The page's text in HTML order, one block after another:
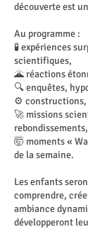
découverte est
Au programme :
🧪 expériences
scientifiques,
🌋 réactions
🔍 enquêtes,
⚙️ constructions,
🚀 missions
rebondissements,
🤯 moments «
de la semaine.
Les enfants
comprendre,
ambiance
développeront